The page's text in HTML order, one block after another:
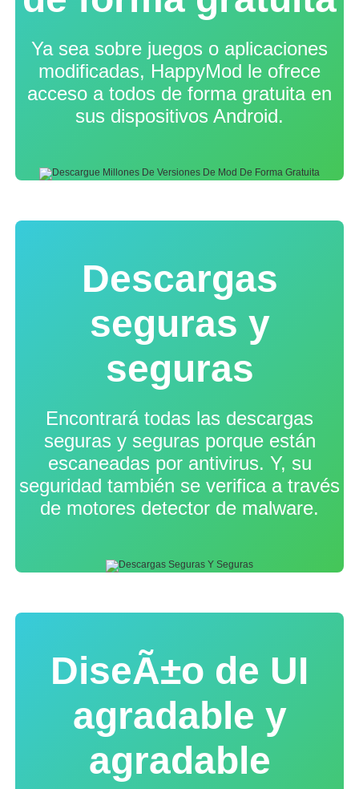
Ya sea sobre juegos o aplicaciones
modificadas, HappyMod le ofrece
acceso a todos de forma gratuita en
sus dispositivos Android.
Descargas
seguras y
seguras
Encontrará todas las descargas
seguras y seguras porque están
escaneadas por antivirus. Y, su
seguridad también se verifica a través
de motores detector de malware.
DiseÃ±o de UI
agradable y
agradable